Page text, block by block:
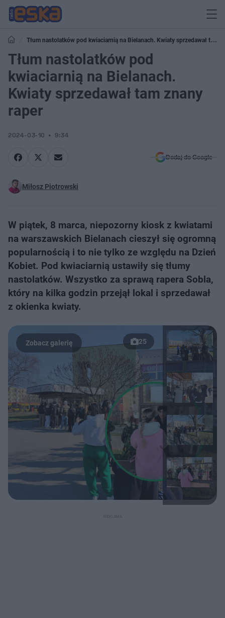
Tłum nastolatków pod kwiaciarnią na Bielanach. Kwiaty sprzedawał tam
znany raper
Tłum nastolatków pod
kwiaciarnią na Bielanach.
Kwiaty sprzedawał tam znany
raper
2024-03-10 9:34
Dodaj do Google
Miłosz Piotrowski
W piątek, 8 marca, niepozorny kiosk z kwiatami
na warszawskich Bielanach cieszył się ogromną
popularnością i to nie tylko ze względu na Dzień
Kobiet. Pod kwiaciarnią ustawiły się tłumy
nastolatków. Wszystko za sprawą rapera Sobla,
który na kilka godzin przejął lokal i sprzedawał
z okienka kwiaty.
25